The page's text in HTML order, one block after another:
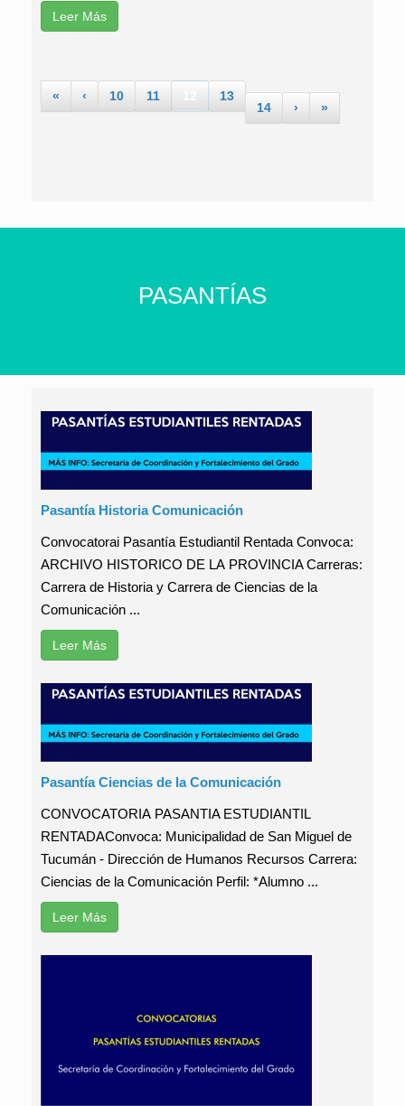
Leer Más
« ‹ 10 11
13
14
› »
PASANTÍAS
Pasantía Historia Comunicación
Convocatorai Pasantía Estudiantil Rentada Convoca:
ARCHIVO HISTORICO DE LA PROVINCIA Carreras:
Carrera de Historia y Carrera de Ciencias de la
Comunicación ...
Leer Más
Pasantía Ciencias de la Comunicación
CONVOCATORIA PASANTIA ESTUDIANTIL
RENTADAConvoca: Municipalidad de San Miguel de
Tucumán - Dirección de Humanos Recursos Carrera:
Ciencias de la Comunicación Perfil: *Alumno ...
Leer Más